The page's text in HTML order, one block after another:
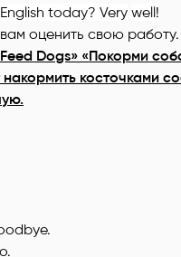
today? Very well!
оценить свою работу.
Feed Dogs» «Покорми
косточками